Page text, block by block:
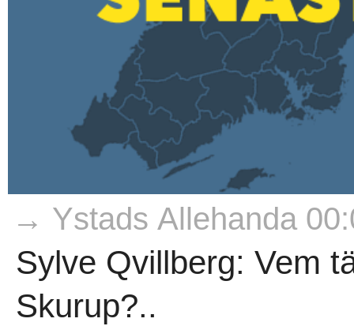
→ Ystads Allehanda
Sylve Qvillberg: Vem
Skurup?..